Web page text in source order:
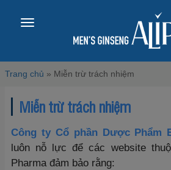
Toggle
Trang chủ » Miễn trừ trách nhiệm
Miễn trừ trách nhiệm
Công ty Cổ phần Dược Phẩm
luôn nỗ lực để các website
Pharma đảm bảo rằng: